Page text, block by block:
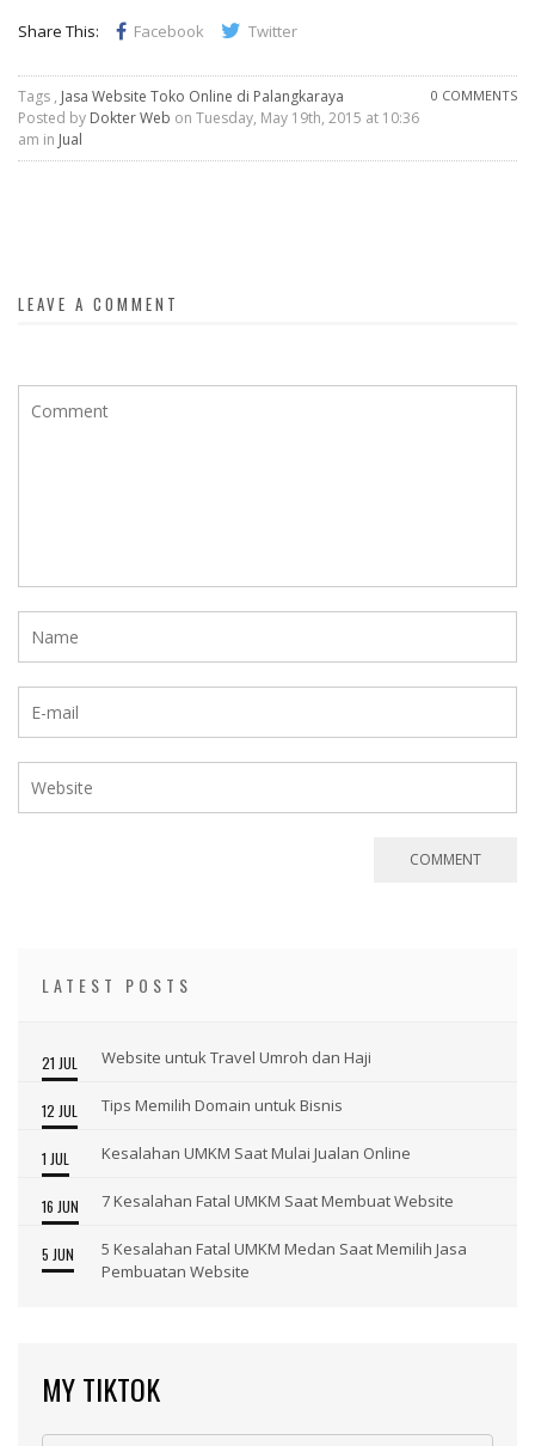
Share This: Facebook Twitter
0 COMMENTS
Tags , Jasa Website Toko Online di Palangkaraya
Posted by Dokter Web on Tuesday, May 19th, 2015 at 10:36
am in Jual
LEAVE A COMMENT
LATEST POSTS
21 JUL Website untuk Travel Umroh dan Haji
12 JUL Tips Memilih Domain untuk Bisnis
1 JUL Kesalahan UMKM Saat Mulai Jualan Online
16 JUN 7 Kesalahan Fatal UMKM Saat Membuat Website
5 JUN
5 Kesalahan Fatal UMKM Medan Saat Memilih Jasa
Pembuatan Website
MY TIKTOK